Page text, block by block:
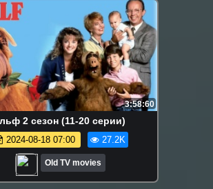
3:58:60
Альф 2 сезон (11-20 серии)
2024-08-18 07:00 27.2K
Old TV movies